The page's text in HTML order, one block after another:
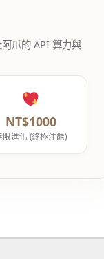
爪的 API 算力與
NT$1000
限進化 (終極注能)